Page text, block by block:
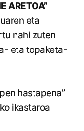
ARETOA”
eta
nahi zuten
eta topaketa-
hastapena”
ikastaroa